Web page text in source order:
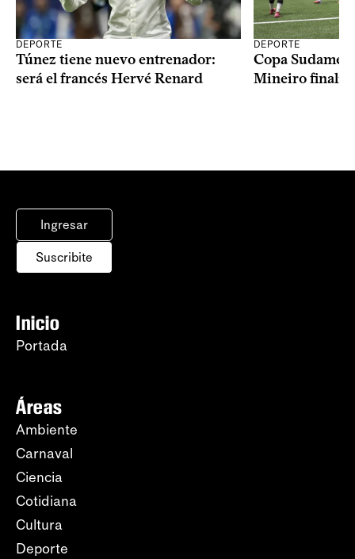
DEPORTE
Túnez tiene nuevo entrenador:
será el francés Hervé Renard
DEPORTE
Copa
Mineiro
Ingresar
Suscribite
Inicio
Portada
Áreas
Ambiente
Carnaval
Ciencia
Cotidiana
Cultura
Deporte